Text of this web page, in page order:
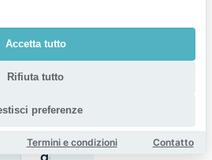
Qual è il
modo più
semplice
per
un
parcheggio
Quartier
Accetta tutto
Rifiuta tutto
preferenze
Termini e condizioni Contatto